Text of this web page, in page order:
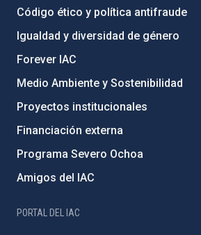
Código ético y política antifraude
Igualdad y diversidad de género
Forever IAC
Medio Ambiente y Sostenibilidad
Proyectos institucionales
Financiación externa
Programa Severo Ochoa
Amigos del IAC
PORTAL DEL IAC